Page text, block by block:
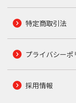
特定商取引法
プライバシーポ
採用情報